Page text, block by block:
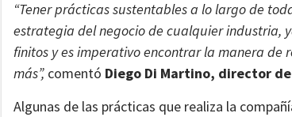
“Tener prácticas sustentables a lo largo de
estrategia del negocio de cualquier industria,
finitos y es imperativo encontrar la manera de
más”, comentó Diego Di Martino, director de
Algunas de las prácticas que realiza la